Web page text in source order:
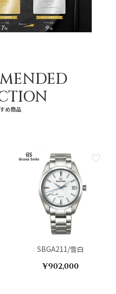
め商品
SBGA211/雪白
¥902,000